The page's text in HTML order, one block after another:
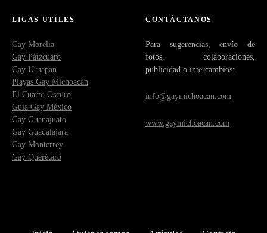
LIGAS ÚTILES
Gay Morelia
Gay Pátzcuaro
Gay Uruapan
Playas Gay Michoacán
El Cuarto Oscuro
Guía Gay México
Gay Guanajuato
Gay Guadalajara
Gay Monterrey
Gay Querétaro
CONTÁCTANOS
Para sugerencias, envío de
fotos, colaboraciones,
publicidad o intercambios:
info@gaymichoacan.com
www.gaymichoacan.com